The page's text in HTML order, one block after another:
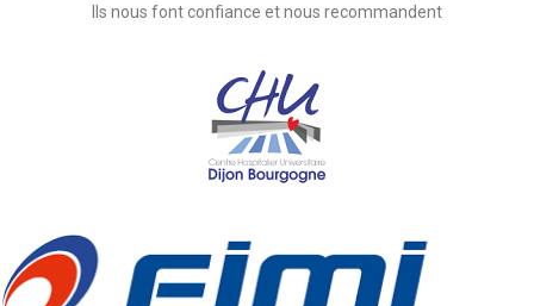
Ils nous font confiance et nous recommandent